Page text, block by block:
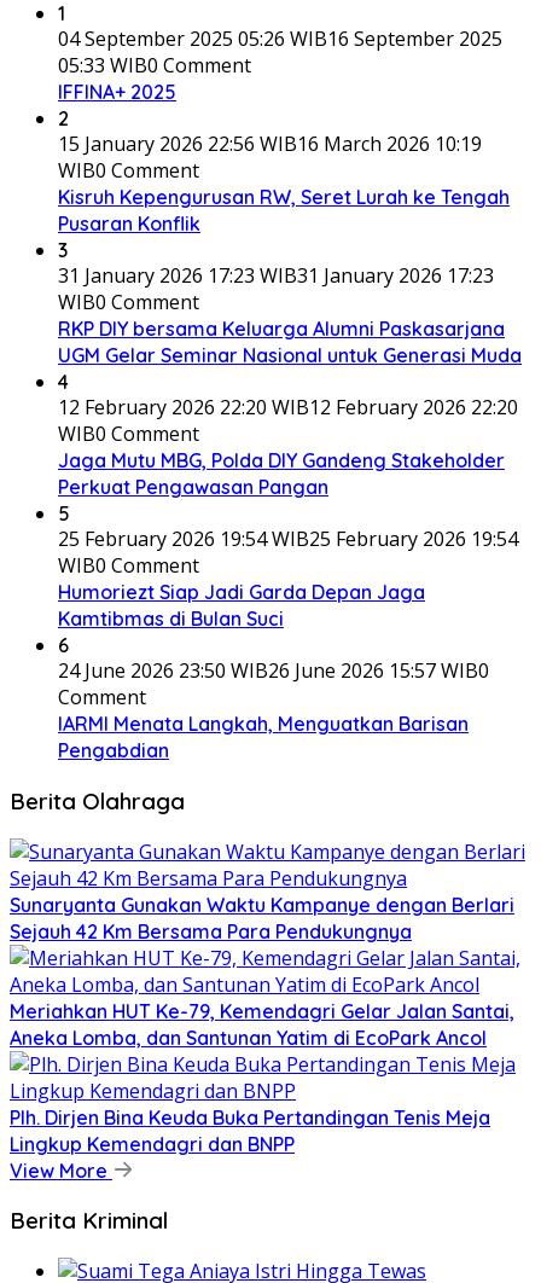
1
04 September 2025 05:26 WIB16 September 2025
05:33 WIB0 Comment
IFFINA+ 2025
2
15 January 2026 22:56 WIB16 March 2026 10:19
WIB0 Comment
Kisruh Kepengurusan RW, Seret Lurah ke Tengah
Pusaran Konflik
3
31 January 2026 17:23 WIB31 January 2026 17:23
WIB0 Comment
RKP DIY bersama Keluarga Alumni Paskasarjana
UGM Gelar Seminar Nasional untuk Generasi Muda
4
12 February 2026 22:20 WIB12 February 2026 22:20
WIB0 Comment
Jaga Mutu MBG, Polda DIY Gandeng Stakeholder
Perkuat Pengawasan Pangan
5
25 February 2026 19:54 WIB25 February 2026 19:54
WIB0 Comment
Humoriezt Siap Jadi Garda Depan Jaga
Kamtibmas di Bulan Suci
6
24 June 2026 23:50 WIB26 June 2026 15:57 WIB0
Comment
IARMI Menata Langkah, Menguatkan Barisan
Pengabdian
Berita Olahraga
Sunaryanta Gunakan Waktu Kampanye dengan Berlari
Sejauh 42 Km Bersama Para Pendukungnya
Meriahkan HUT Ke-79, Kemendagri Gelar Jalan Santai,
Aneka Lomba, dan Santunan Yatim di EcoPark Ancol
Plh. Dirjen Bina Keuda Buka Pertandingan Tenis Meja
Lingkup Kemendagri dan BNPP
View More
Berita Kriminal